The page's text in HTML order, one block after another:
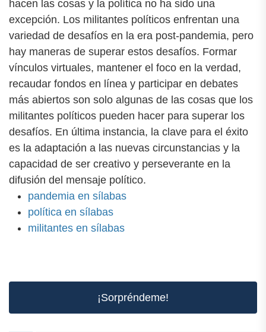
hacen las cosas y la política no ha sido una
excepción. Los militantes políticos enfrentan una
variedad de desafíos en la era post-pandemia, pero
hay maneras de superar estos desafíos. Formar
vínculos virtuales, mantener el foco en la verdad,
recaudar fondos en línea y participar en debates
más abiertos son solo algunas de las cosas que los
militantes políticos pueden hacer para superar los
desafíos. En última instancia, la clave para el éxito
es la adaptación a las nuevas circunstancias y la
capacidad de ser creativo y perseverante en la
difusión del mensaje político.
pandemia en sílabas
política en sílabas
militantes en sílabas
¡Sorpréndeme!